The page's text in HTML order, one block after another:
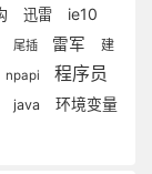
迅雷 ie10
尾插 雷军
建
npapi
程序员
java 环境变量